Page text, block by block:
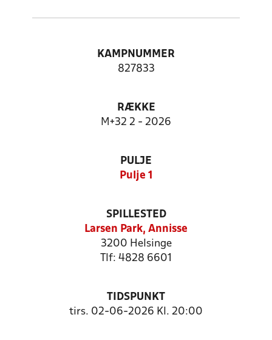
KAMPNUMMER
827833
RÆKKE
M+32 2 - 2026
PULJE
Pulje 1
SPILLESTED
Larsen Park, Annisse
3200 Helsinge
Tlf: 4828 6601
TIDSPUNKT
tirs. 02-06-2026 Kl. 20:00